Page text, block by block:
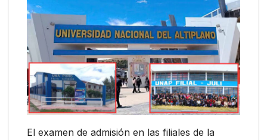
El examen de admisión en las filiales de la